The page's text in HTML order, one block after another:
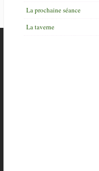
La prochaine séance
La taverne